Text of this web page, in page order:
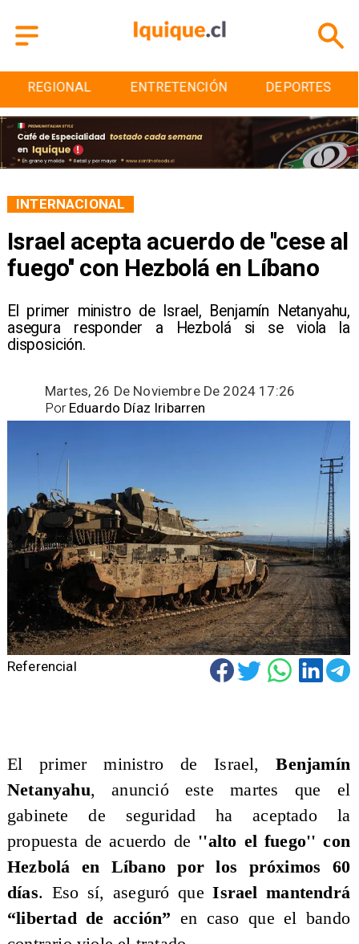
REGIONAL ENTRETENCIÓN DEPORTES
Israel acepta acuerdo de ''cese al
fuego'' con Hezbolá en Líbano
​El primer ministro de Israel, Benjamín Netanyahu,
asegura responder a Hezbolá si se viola la
disposición.
INTERNACIONAL
Martes, 26 De Noviembre De 2024 17:26
Eduardo Díaz Iribarren
Por
Referencial
​El primer ministro de Israel,Benjamín
Netanyahu, anunció este martes que el
gabinete de seguridad ha aceptado la
propuesta de acuerdo de ''alto el fuego'' con
Hezbolá en Líbano por los próximos 60
días. Eso sí, aseguró queIsrael mantendrá
“libertad de acción” en caso que el bando